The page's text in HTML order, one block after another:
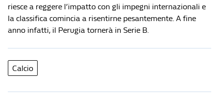
riesce a reggere l’impatto con gli impegni internazionali e
la classifica comincia a risentirne pesantemente. A fine
anno infatti, il Perugia tornerà in Serie B.
Calcio